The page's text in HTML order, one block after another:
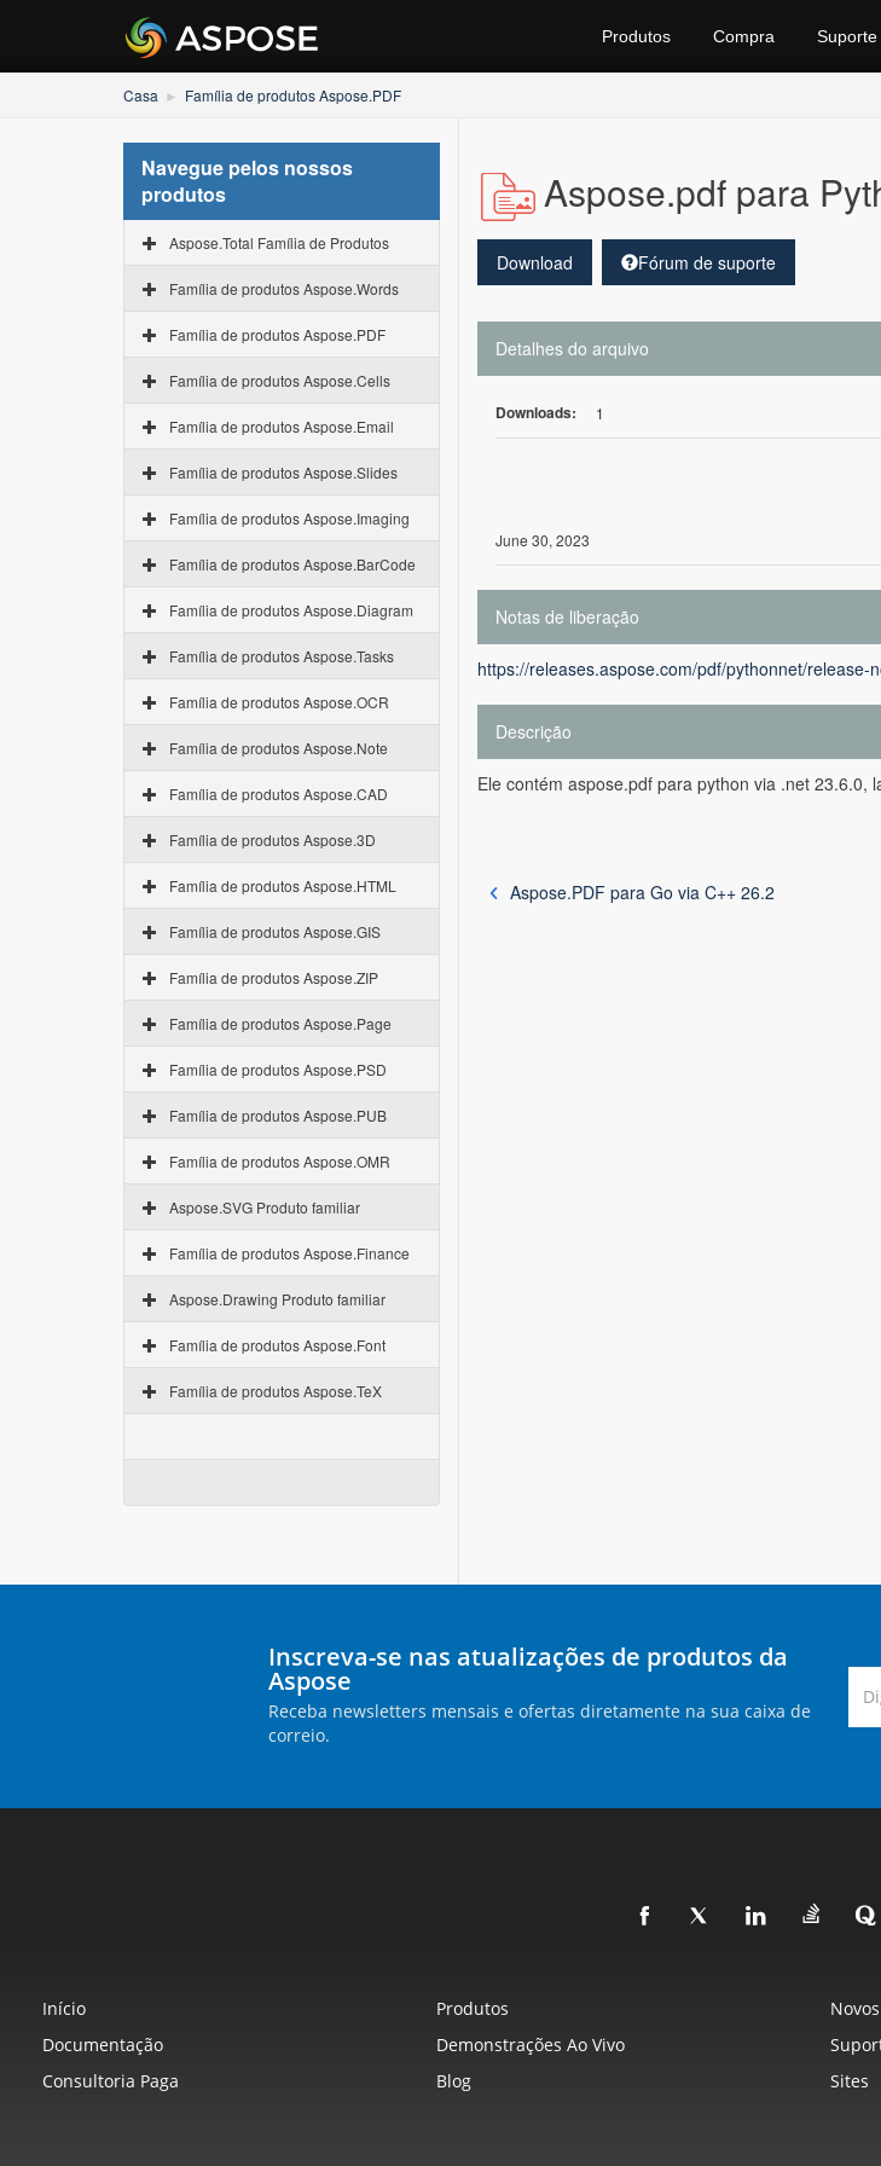
Produtos Compra Suporte
Casa Família de produtos Aspose.PDF
Navegue pelos nossos
produtos
Aspose.Total Família de Produtos
Família de produtos Aspose.Words
Família de produtos Aspose.PDF
Família de produtos Aspose.Cells
Família de produtos Aspose.Email
Família de produtos Aspose.Slides
Família de produtos Aspose.Imaging
Família de produtos Aspose.BarCode
Família de produtos Aspose.Diagram
Família de produtos Aspose.Tasks
Família de produtos Aspose.OCR
Família de produtos Aspose.Note
Família de produtos Aspose.CAD
Família de produtos Aspose.3D
Família de produtos Aspose.HTML
Família de produtos Aspose.GIS
Família de produtos Aspose.ZIP
Família de produtos Aspose.Page
Família de produtos Aspose.PSD
Família de produtos Aspose.PUB
Família de produtos Aspose.OMR
Aspose.SVG Produto familiar
Família de produtos Aspose.Finance
Aspose.Drawing Produto familiar
Família de produtos Aspose.Font
Família de produtos Aspose.TeX
Aspose.pdf para
Download Fórum de suporte
Detalhes do arquivo
Downloads: 1
June 30, 2023
Notas de liberação
https://releases.aspose.com/pdf/pythonnet/
Descrição
Ele contém aspose.pdf para python via .net 23.6.0,
Aspose.PDF para Go via C++ 26.2
Inscreva-se nas atualizações de produtos da
Aspose
Receba newsletters mensais e ofertas diretamente na sua caixa de
correio.
Início Produtos
Documentação
Demonstrações Ao Vivo
Consultoria Paga
Blog Sites